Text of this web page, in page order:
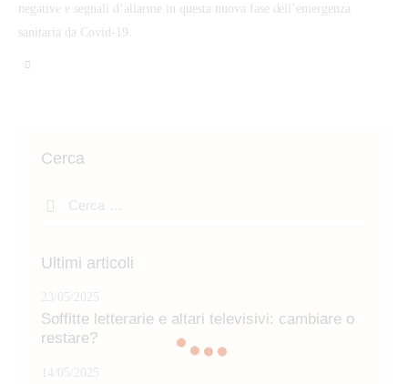
negative e segnali d’allarme in questa nuova fase dell’emergenza
sanitaria da Covid-19.
Cerca
Ultimi articoli
23/05/2025
Soffitte letterarie e altari televisivi: cambiare o
restare?
14/05/2025